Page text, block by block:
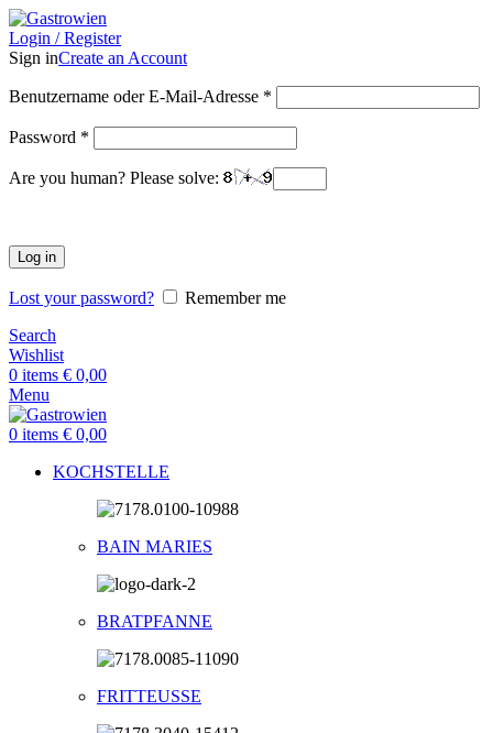
Login / Register
Sign inCreate an Account
Benutzername oder E-Mail-Adresse *
Password *
Are you human? Please solve:
Log in
Lost your password?
Remember me
Search
Wishlist
0 items € 0,00
Menu
0 items € 0,00
KOCHSTELLE
BAIN MARIES
BRATPFANNE
FRITTEUSSE